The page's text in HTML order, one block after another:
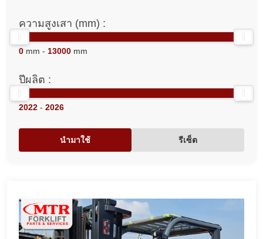
ความสูงเสา (mm) :
0 mm - 13000 mm
ปีผลิต :
2022 - 2026
นำมาใช้ รีเซ็ต